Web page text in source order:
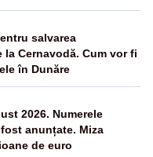
salvarea
la Cernavodă. Cum vor fi
în Dunăre
2026. Numerele
anunțate. Miza
de euro